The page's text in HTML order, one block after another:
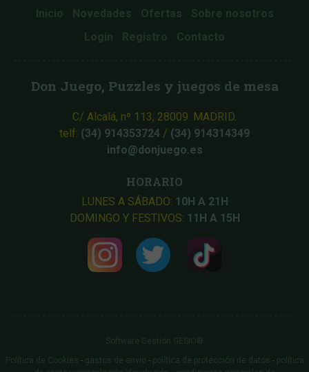
Inicio Novedades Ofertas
Sobre nosotros
Login
Registro Contacto
Don Juego, Puzzles y juegos de mesa
C/ Alcalá, nº 113, 28009. MADRID.
telf: (34) 914353724 / (34) 914314349
info@donjuego.es
HORARIO
LUNES A SÁBADO: 10H A 21H
DOMINGO Y FESTIVOS: 11H A 15H
Software Gestión
GESIO®
Política de Cookies
- gastos de envio - política de protección de datos - política